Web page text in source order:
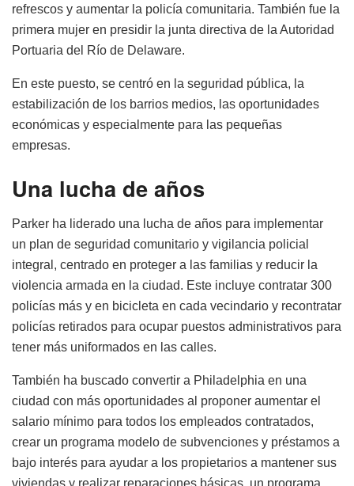
refrescos y aumentar la policía comunitaria. También fue la
primera mujer en presidir la junta directiva de la Autoridad
Portuaria del Río de Delaware.
En este puesto, se centró en la seguridad pública, la
estabilización de los barrios medios, las oportunidades
económicas y especialmente para las pequeñas
empresas.
Una lucha de años
Parker ha liderado una lucha de años para implementar
un plan de seguridad comunitario y vigilancia policial
integral, centrado en proteger a las familias y reducir la
violencia armada en la ciudad. Este incluye contratar 300
policías más y en bicicleta en cada vecindario y recontratar
policías retirados para ocupar puestos administrativos para
tener más uniformados en las calles.
También ha buscado convertir a Philadelphia en una
ciudad con más oportunidades al proponer aumentar el
salario mínimo para todos los empleados contratados,
crear un programa modelo de subvenciones y préstamos a
bajo interés para ayudar a los propietarios a mantener sus
viviendas y realizar reparaciones básicas, un programa